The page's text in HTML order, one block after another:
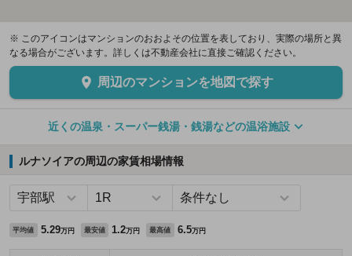
※ このアイコンはマンションのおおよその位置を表しており、実際の場所と異
なる場合がございます。詳しくは不動産会社に直接ご確認ください。
周辺のマンションを地図で探す
近くの温泉・スーパー銭湯・銭湯などの温浴施設
ルナソイアの周辺の家賃相場情報
平均値 5.29万円 最安値 1.2万円 最高値 6.5万円